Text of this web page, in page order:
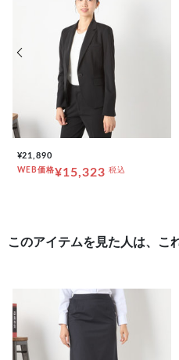
¥21,890
WEB価格¥15,323 税込
前の画像
このアイテムを見た人は、こ